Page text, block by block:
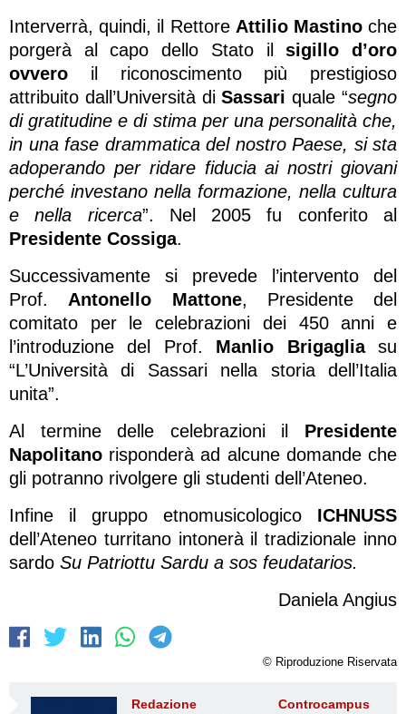
Interverrà, quindi, il Rettore Attilio Mastinoche
porgerà al capo dello Stato ilsigillo d’oro
ovvero il riconoscimento più prestigioso
attribuito dall’Università diSassari quale “segno
di gratitudine e di stima per una personalità che,
in una fase drammatica del nostro Paese, si sta
adoperando per ridare fiducia ai nostri giovani
perché investano nella formazione, nella cultura
e nella ricerca”. Nel 2005 fu conferito al
Presidente Cossiga.
Successivamente si prevede l’intervento del
Prof. Antonello Mattone, Presidente del
comitato per le celebrazioni dei 450 anni e
l’introduzione del Prof. Manlio Brigagliasu
“L’Università di Sassari nella storia dell’Italia
unita”.
Al termine delle celebrazioni il Presidente
Napolitano risponderà ad alcune domande che
gli potranno rivolgere gli studenti dell’Ateneo.
Infine il gruppo etnomusicologico ICHNUSS
dell’Ateneo turritano intonerà il tradizionale inno
sardo Su Patriottu Sardu a sos feudatarios.
Daniela Angius
© Riproduzione Riservata
Redazione Controcampus